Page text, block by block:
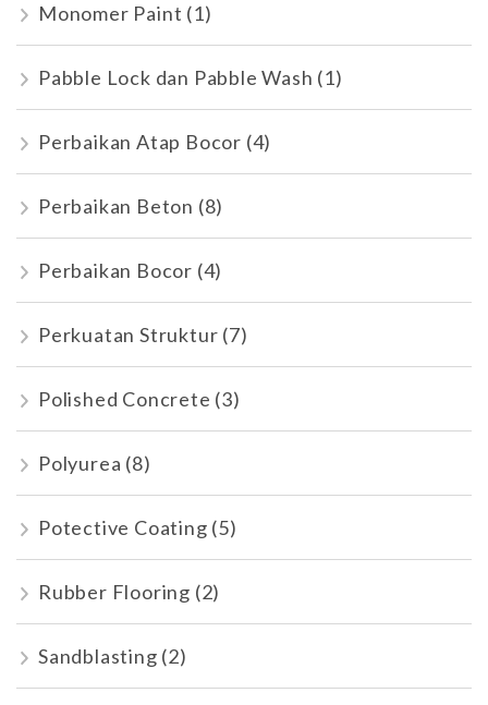
Monomer Paint (1)
Pabble Lock dan Pabble Wash (1)
Perbaikan Atap Bocor (4)
Perbaikan Beton (8)
Perbaikan Bocor (4)
Perkuatan Struktur (7)
Polished Concrete (3)
Polyurea (8)
Potective Coating (5)
Rubber Flooring (2)
Sandblasting (2)